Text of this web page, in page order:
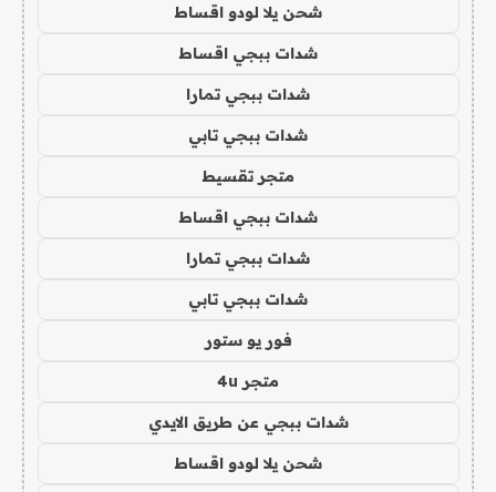
شحن يلا لودو اقساط
شدات ببجي اقساط
شدات ببجي تمارا
شدات ببجي تابي
متجر تقسيط
شدات ببجي اقساط
شدات ببجي تمارا
شدات ببجي تابي
فور يو ستور
متجر 4u
شدات ببجي عن طريق الايدي
شحن يلا لودو اقساط